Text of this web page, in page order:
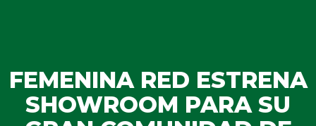
FEMENINA RED ESTRENA
SHOWROOM PARA SU